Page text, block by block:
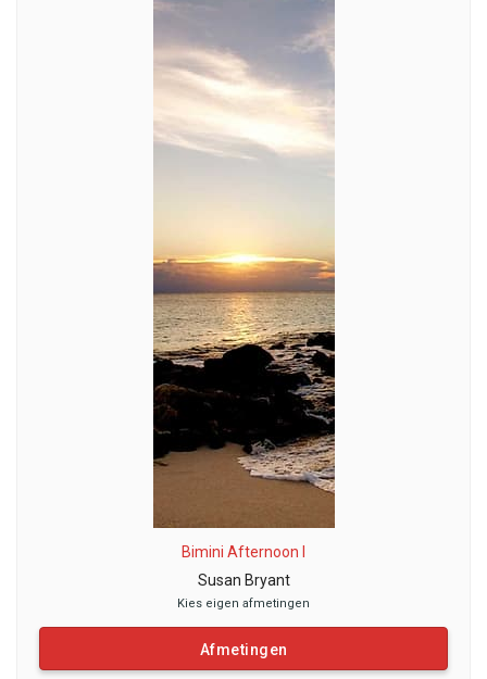
Bimini Afternoon I
Susan Bryant
Kies eigen afmetingen
Afmetingen